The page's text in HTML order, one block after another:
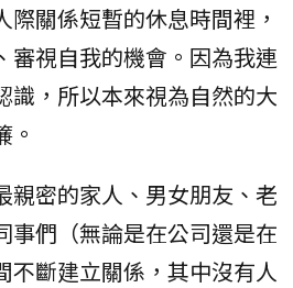
關係短暫的休息時間裡，
審視自我的機會。因為我連
識，所以本來視為自然的大
。
親密的家人、男女朋友、老
事們（無論是在公司還是在
不斷建立關係，其中沒有人